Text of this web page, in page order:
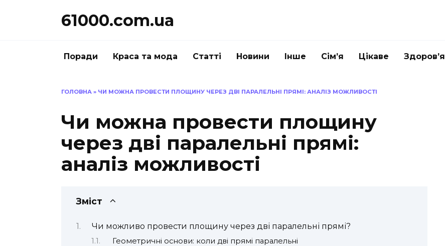
61000.com.ua
Поради Краса та мода Статті Новини Інше Сім’я Цікаве Здоров’я
ГОЛОВНА » ЧИ МОЖНА ПРОВЕСТИ ПЛОЩИНУ ЧЕРЕЗ ДВІ ПАРАЛЕЛЬНІ ПРЯМІ: АНАЛІЗ МОЖЛИВОСТІ
Чи можна провести площину
через дві паралельні прямі:
аналіз можливості
Зміст
Чи можливо провести площину через дві паралельні прямі?
Геометричні основи: коли дві прямі паралельні